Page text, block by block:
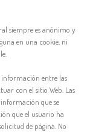
siempre es anónimo y
en una cookie, ni
información entre las
con el sitio Web. Las
información que se
que el usuario ha
de página. No